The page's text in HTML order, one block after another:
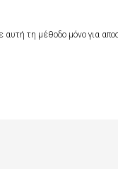
τη μέθοδο μόνο για